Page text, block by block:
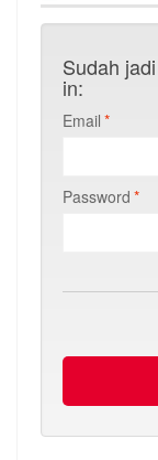
Sudah
in:
*
Email
*
Password